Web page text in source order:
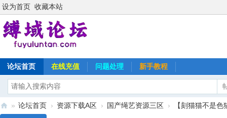
设为首页 收藏本站
论坛首页 在线充值 问题处理 新手教程
» 论坛首页 › 资源下载A区 › 国产绳艺资源三区 › 【刻猫猫不是